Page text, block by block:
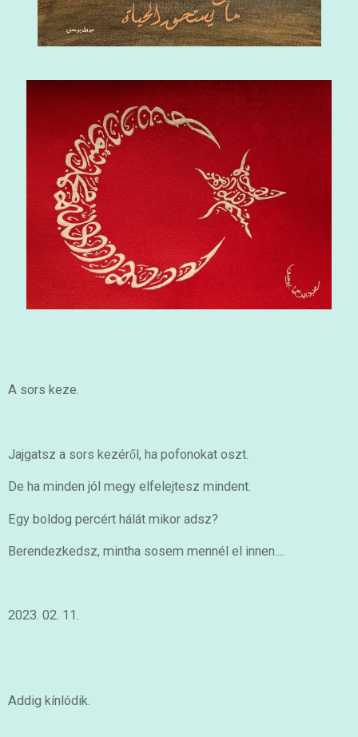
A sors keze.
Jajgatsz a sors kezéről, ha pofonokat oszt.
De ha minden jól megy elfelejtesz mindent.
Egy boldog percért hálát mikor adsz?
Berendezkedsz, mintha sosem mennél el innen....
2023. 02. 11.
Addig kínlódik.